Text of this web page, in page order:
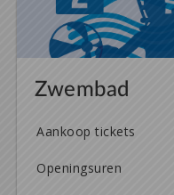
Zwembad
Aankoop tickets
Openingsuren